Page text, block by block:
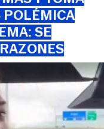
POLÉMICA
SE